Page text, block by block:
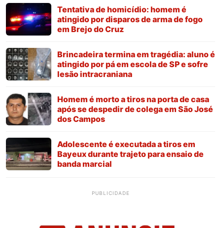
Tentativa de homicídio: homem é
atingido por disparos de arma de fogo
em Brejo do Cruz
Brincadeira termina em tragédia: aluno é
atingido por pá em escola de SP e sofre
lesão intracraniana
Homem é morto a tiros na porta de casa
após se despedir de colega em São José
dos Campos
Adolescente é executada a tiros em
Bayeux durante trajeto para ensaio de
banda marcial
PUBLICIDADE